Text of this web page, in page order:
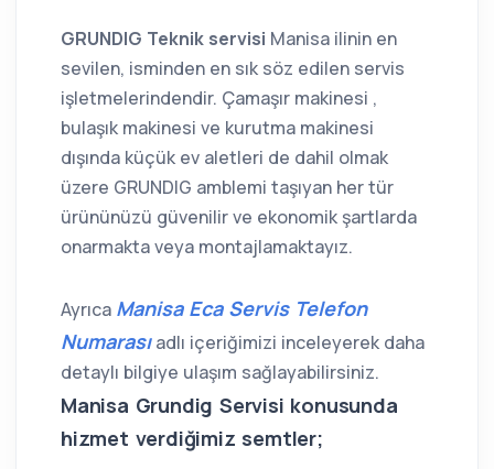
GRUNDIG Teknik servisi Manisa ilinin en
sevilen, isminden en sık söz edilen servis
işletmelerindendir. Çamaşır makinesi ,
bulaşık makinesi ve kurutma makinesi
dışında küçük ev aletleri de dahil olmak
üzere GRUNDIG amblemi taşıyan her tür
ürününüzü güvenilir ve ekonomik şartlarda
onarmakta veya montajlamaktayız.
Ayrıca Manisa Eca Servis Telefon
Numarasıadlı içeriğimizi inceleyerek daha
detaylı bilgiye ulaşım sağlayabilirsiniz.
Manisa Grundig Servisi konusunda
hizmet verdiğimiz semtler;